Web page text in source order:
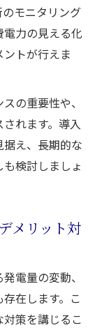
モニタリング
力の見える化
トが行えま
の重要性や、
れます。導入
え、長期的な
検討しましょ
メリット対
電量の変動、
在します。こ
策を講じるこ